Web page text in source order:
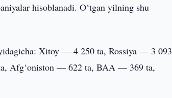
hisoblanadi. O‘tgan yilning shu
Xitoy — 4 250 ta, Rossiya — 3 093
Afg‘oniston — 622 ta, BAA — 369 ta,